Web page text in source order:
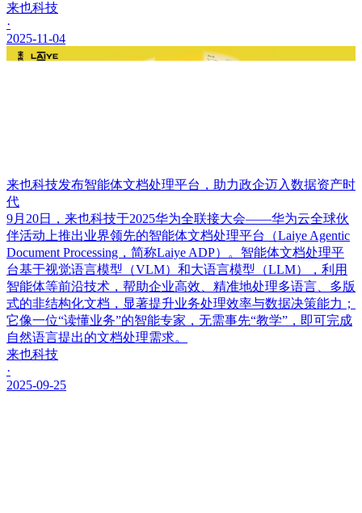
来也科技
·
2025-11-04
来也科技发布智能体文档处理平台，助力政企迈入数据资产时
代
9月20日，来也科技于2025华为全联接大会——华为云全球伙
伴活动上推出业界领先的智能体文档处理平台（Laiye Agentic
Document Processing，简称Laiye ADP）。智能体文档处理平
台基于视觉语言模型（VLM）和大语言模型（LLM），利用
智能体等前沿技术，帮助企业高效、精准地处理多语言、多版
式的非结构化文档，显著提升业务处理效率与数据决策能力；
它像一位“读懂业务”的智能专家，无需事先“教学”，即可完成
自然语言提出的文档处理需求。
来也科技
·
2025-09-25